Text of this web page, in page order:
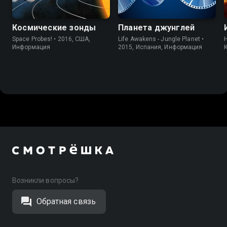
Космические зонды
Space Probes! • 2016, США,
Информация
Планета джунглей
Life Awakens - Jungle Planet •
2015, Испания, Информация
Возникли вопросы?
Обратная связь